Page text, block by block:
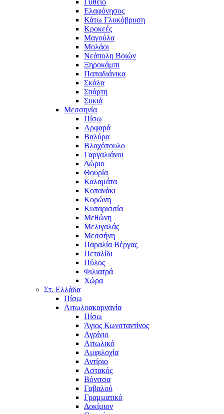
Γύθειο
Ελαφόνησος
Κάτω Γλυκόβρυση
Κροκεές
Μαγούλα
Μολάοι
Νεάπολη Βοιών
Ξηροκάμπι
Παπαδιάνικα
Σκάλα
Σπάρτη
Συκιά
Μεσσηνία
Πίσω
Αρφαρά
Βαλύρα
Βλαχόπουλο
Γαργαλιάνοι
Δώριο
Θουρία
Καλαμάτα
Κοπανάκι
Κορώνη
Κυπαρισσία
Μεθώνη
Μελιγαλάς
Μεσσήνη
Παραλία Βέργας
Πεταλίδι
Πύλος
Φιλιατρά
Χώρα
Στ. Ελλάδα
Πίσω
Αιτωλοακαρνανία
Πίσω
Άγιος Κωνσταντίνος
Αγρίνιο
Αιτωλικό
Αμφιλοχία
Αντίριο
Αστακός
Βόνιτσα
Γαβαλού
Γραμματικό
Δοκίμιον